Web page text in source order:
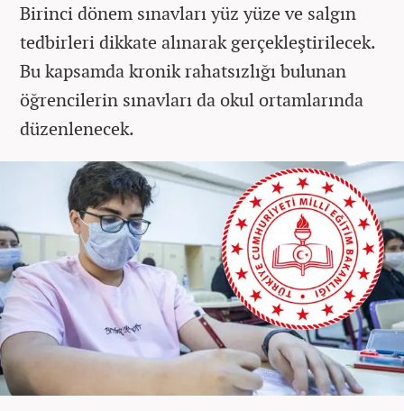
Birinci dönem sınavları yüz yüze ve salgın
tedbirleri dikkate alınarak gerçekleştirilecek.
Bu kapsamda kronik rahatsızlığı bulunan
öğrencilerin sınavları da okul ortamlarında
düzenlenecek.